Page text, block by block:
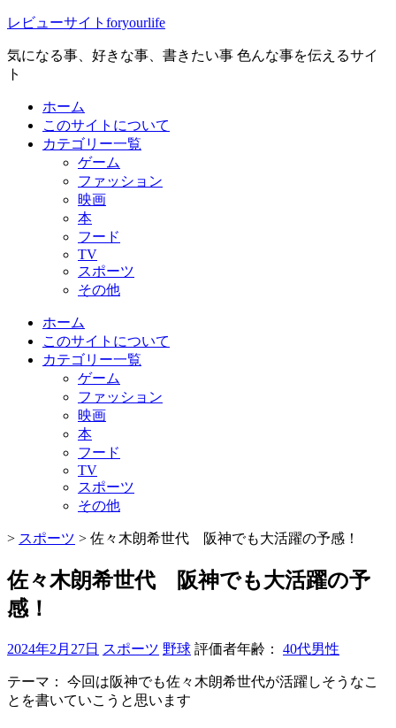
レビューサイトforyourlife
気になる事、好きな事、書きたい事 色んな事を伝えるサイ
ト
ホーム
このサイトについて
カテゴリー一覧
ゲーム
ファッション
映画
本
フード
TV
スポーツ
その他
ホーム
このサイトについて
カテゴリー一覧
ゲーム
ファッション
映画
本
フード
TV
スポーツ
その他
> スポーツ > 佐々木朗希世代 阪神でも大活躍の予感！
佐々木朗希世代 阪神でも大活躍の予
感！
2024年2月27日 スポーツ 野球 評価者年齢： 40代男性
テーマ：
今回は阪神でも佐々木朗希世代が活躍しそうなこ
とを書いていこうと思います